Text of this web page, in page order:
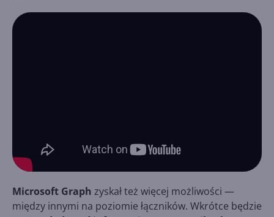
Microsoft Graph zyskał też więcej możliwości —
między innymi na poziomie łączników. Wkrótce będzie